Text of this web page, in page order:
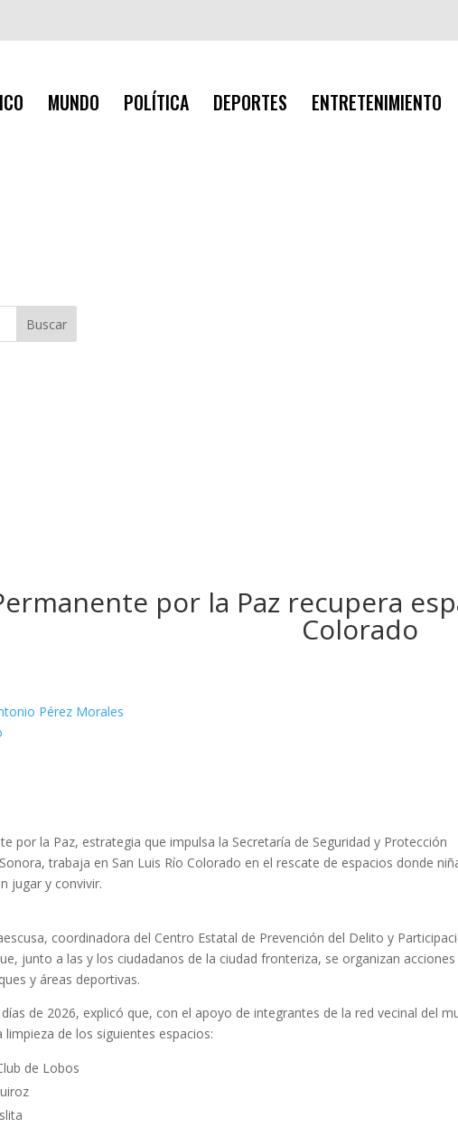
MUNDO POLÍTICA DEPORTES ENTRETENIMIENTO
Buscar
por la Paz recupera
Colorado
Pérez Morales
por la Paz, estrategia que impulsa la Secretaría de Seguridad y Protección
trabaja en San Luis Río Colorado en el rescate de espacios donde
jugar y convivir.
coordinadora del Centro Estatal de Prevención del Delito y
junto a las y los ciudadanos de la ciudad fronteriza, se organizan acciones
y áreas deportivas.
de 2026, explicó que, con el apoyo de integrantes de la red vecinal del
de los siguientes espacios:
de Lobos